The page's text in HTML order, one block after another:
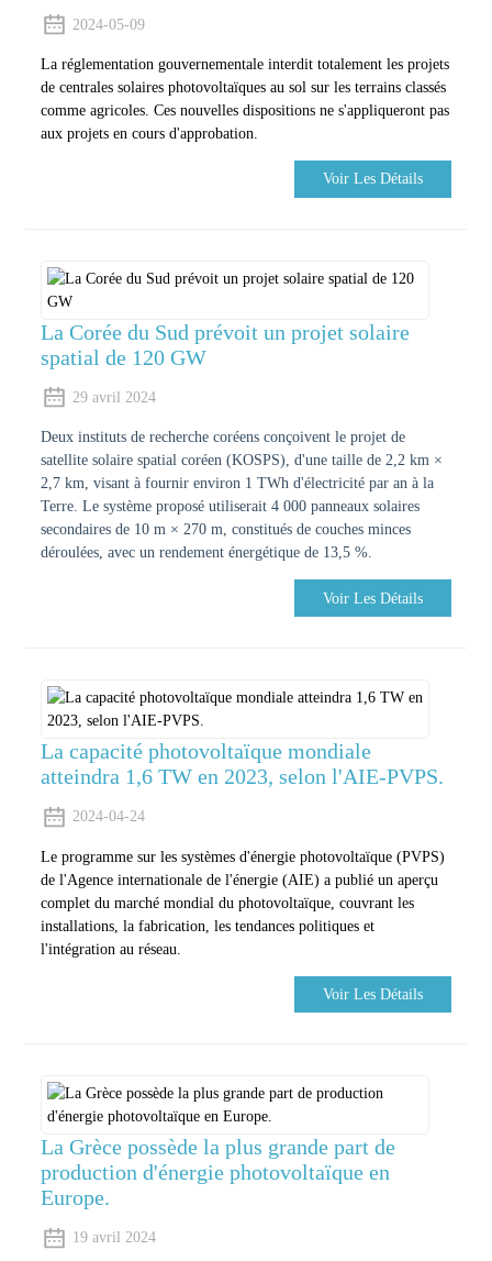
2024-05-09
La réglementation gouvernementale interdit totalement les projets
de centrales solaires photovoltaïques au sol sur les terrains classés
comme agricoles. Ces nouvelles dispositions ne s'appliqueront pas
aux projets en cours d'approbation.
Voir Les Détails
La Corée du Sud prévoit un projet solaire
spatial de 120 GW
29 avril 2024
Deux instituts de recherche coréens conçoivent le projet de
satellite solaire spatial coréen (KOSPS), d'une taille de 2,2 km ×
2,7 km, visant à fournir environ 1 TWh d'électricité par an à la
Terre. Le système proposé utiliserait 4 000 panneaux solaires
secondaires de 10 m × 270 m, constitués de couches minces
déroulées, avec un rendement énergétique de 13,5 %.
Voir Les Détails
La capacité photovoltaïque mondiale
atteindra 1,6 TW en 2023, selon l'AIE-PVPS.
2024-04-24
Le programme sur les systèmes d'énergie photovoltaïque (PVPS)
de l'Agence internationale de l'énergie (AIE) a publié un aperçu
complet du marché mondial du photovoltaïque, couvrant les
installations, la fabrication, les tendances politiques et
l'intégration au réseau.
Voir Les Détails
La Grèce possède la plus grande part de
production d'énergie photovoltaïque en
Europe.
19 avril 2024